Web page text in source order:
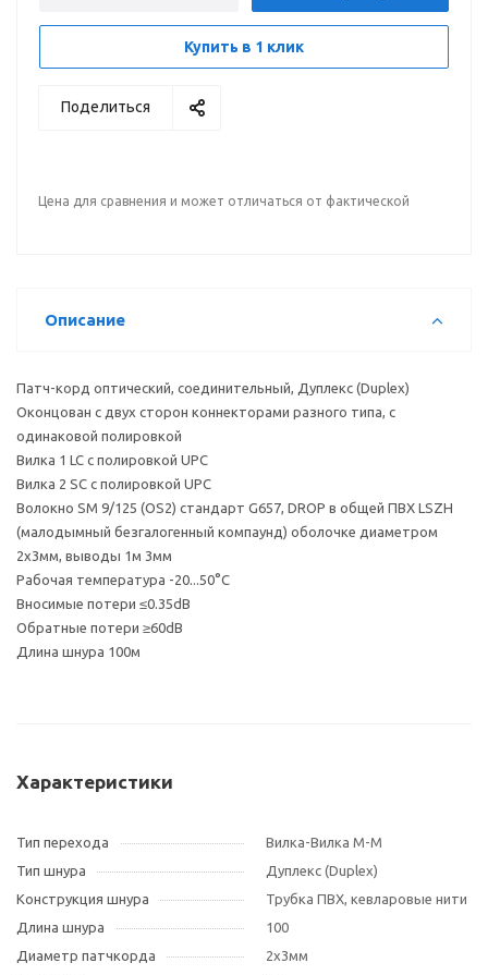
Купить в 1 клик
Поделиться
Цена для сравнения и может отличаться от фактической
Описание
Патч-корд оптический, соединительный, Дуплекс (Duplex)
Оконцован с двух сторон коннекторами разного типа, с
одинаковой полировкой
Вилка 1 LC с полировкой UPC
Вилка 2 SC с полировкой UPC
Волокно SM 9/125 (OS2) стандарт G657, DROP в общей ПВХ LSZH
(малодымный безгалогенный компаунд) оболочке диаметром
2х3мм, выводы 1м 3мм
Рабочая температура -20...50°С
Вносимые потери ≤0.35dB
Обратные потери ≥60dB
Длина шнура 100м
Характеристики
Тип перехода
Вилка-Вилка M-M
Тип шнура
Дуплекс (Duplex)
Конструкция шнура
Трубка ПВХ, кевларовые нити
Длина шнура
100
Диаметр патчкорда
2х3мм